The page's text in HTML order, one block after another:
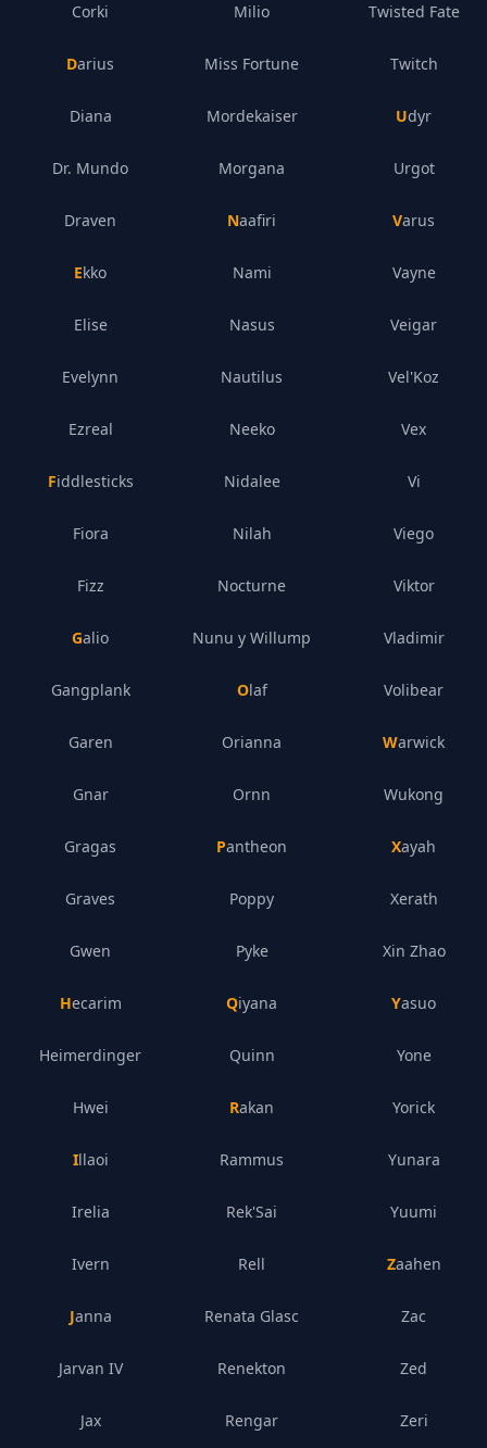
Corki
Darius
Diana
Dr. Mundo
Draven
Ekko
Elise
Evelynn
Ezreal
Fiddlesticks
Fiora
Fizz
Galio
Gangplank
Garen
Gnar
Gragas
Graves
Gwen
Hecarim
Heimerdinger
Hwei
Illaoi
Irelia
Ivern
Janna
Jarvan IV
Jax
Milio
Miss Fortune
Mordekaiser
Morgana
Naafiri
Nami
Nasus
Nautilus
Neeko
Nidalee
Nilah
Nocturne
Nunu y Willump
Olaf
Orianna
Ornn
Pantheon
Poppy
Pyke
Qiyana
Quinn
Rakan
Rammus
Rek'Sai
Rell
Renata Glasc
Renekton
Rengar
Twisted Fate
Twitch
Udyr
Urgot
Varus
Vayne
Veigar
Vel'Koz
Vex
Vi
Viego
Viktor
Vladimir
Volibear
Warwick
Wukong
Xayah
Xerath
Xin Zhao
Yasuo
Yone
Yorick
Yunara
Yuumi
Zaahen
Zac
Zed
Zeri